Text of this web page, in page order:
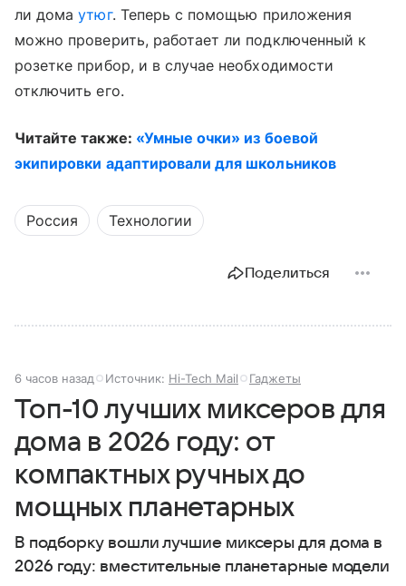
ли домаутюг. Теперь с помощью приложения
можно проверить, работает ли подключенный к
розетке прибор, и в случае необходимости
отключить его.
Читайте также: «Умные очки» из боевой
экипировки адаптировали для школьников
Россия Технологии
Поделиться
6 часов назад Источник: Hi-Tech Mail Гаджеты
Топ-10 лучших миксеров для
дома в 2026 году: от
компактных ручных до
мощных планетарных
В подборку вошли лучшие миксеры для дома в
2026 году: вместительные планетарные модели